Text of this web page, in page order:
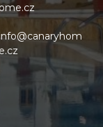
e.cz